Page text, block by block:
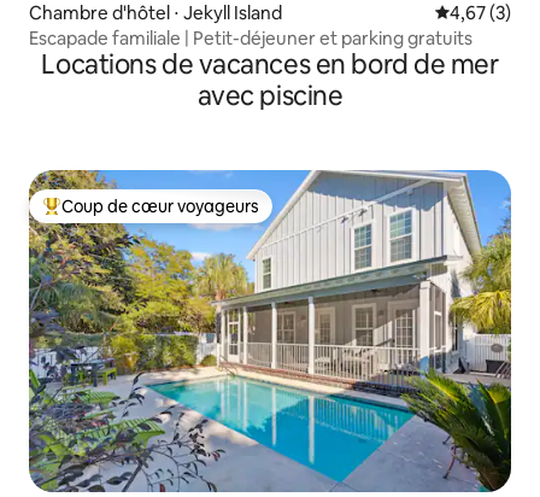
Chambre d'hôtel ⋅ Jekyll Island Évaluation
4,67 (3)
Escapade familiale | Petit-déjeuner et parking gratuits
Locations de vacances en bord de mer
avec piscine
Coups de cœur voyageurs les plus appréciés
Coup de cœur voyageurs